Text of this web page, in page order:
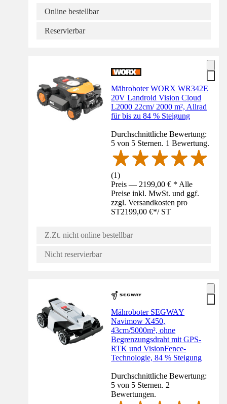
Online bestellbar
Reservierbar
Mähroboter WORX WR342E
20V Landroid Vision Cloud
L2000 22cm/ 2000 m², Allrad
für bis zu 84 % Steigung
Durchschnittliche Bewertung:
5 von 5 Sternen. 1 Bewertung.
(1)
Preis — 2199,00 € * Alle
Preise inkl. MwSt. und ggf.
zzgl. Versandkosten pro
ST2199,00 €*/ ST
Z.Zt. nicht online bestellbar
Nicht reservierbar
Mähroboter SEGWAY
Navimow X450,
43cm/5000m², ohne
Begrenzungsdraht mit GPS-
RTK und VisionFence-
Technologie, 84 % Steigung
Durchschnittliche Bewertung:
5 von 5 Sternen. 2
Bewertungen.